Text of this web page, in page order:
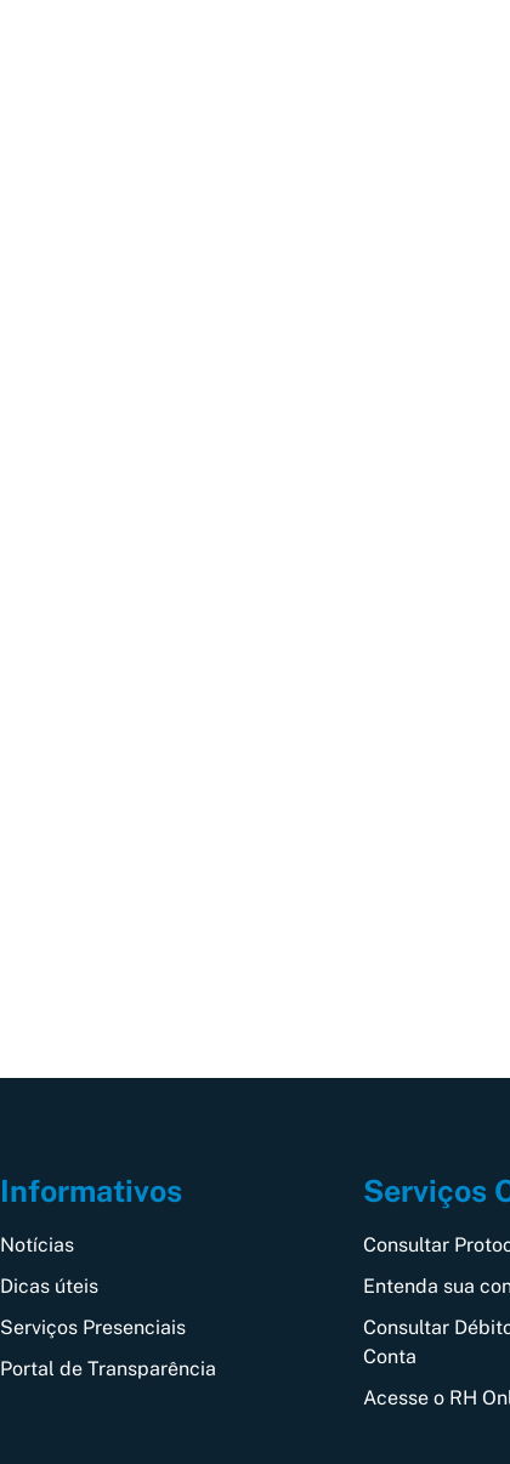
Informativos
Notícias
Dicas úteis
Serviços Presenciais
Portal de Transparência
Serviços
Consultar
Entenda sua
Consultar
Conta
Acesse o RH